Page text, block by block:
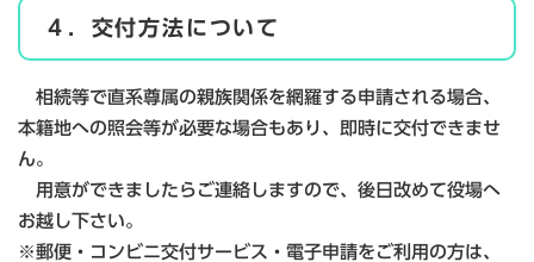
４．交付方法について
相続等で直系尊属の親族関係を網羅する申請される場合、
本籍地への照会等が必要な場合もあり、即時に交付できませ
ん。
用意ができましたらご連絡しますので、後日改めて役場へ
お越し下さい。
※郵便・コンビニ交付サービス・電子申請をご利用の方は、